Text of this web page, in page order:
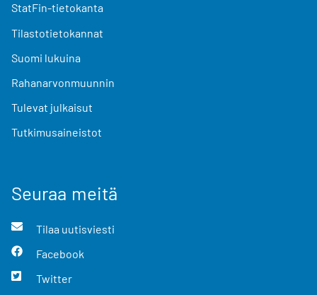
StatFin-tietokanta
Tilastotietokannat
Suomi lukuina
Rahanarvonmuunnin
Tulevat julkaisut
Tutkimusaineistot
Seuraa meitä
Tilaa uutisviesti
Facebook
Twitter